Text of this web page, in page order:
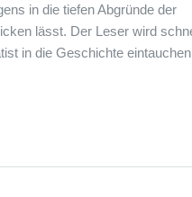
in die tiefen Abgründe der
lässt. Der Leser wird
in die Geschichte